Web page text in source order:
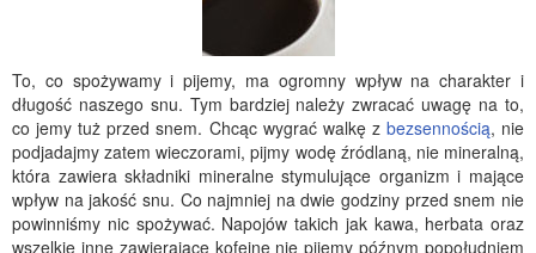
To, co spożywamy i pijemy, ma ogromny wpływ na charakter i
długość naszego snu. Tym bardziej należy zwracać uwagę na to,
co jemy tuż przed snem. Chcąc wygrać walkę z bezsennością, nie
podjadajmy zatem wieczorami, pijmy wodę źródlaną, nie mineralną,
która zawiera składniki mineralne stymulujące organizm i mające
wpływ na jakość snu. Co najmniej na dwie godziny przed snem nie
powinniśmy nic spożywać. Napojów takich jak kawa, herbata oraz
wszelkie inne zawierające kofeinę nie pijemy późnym popołudniem